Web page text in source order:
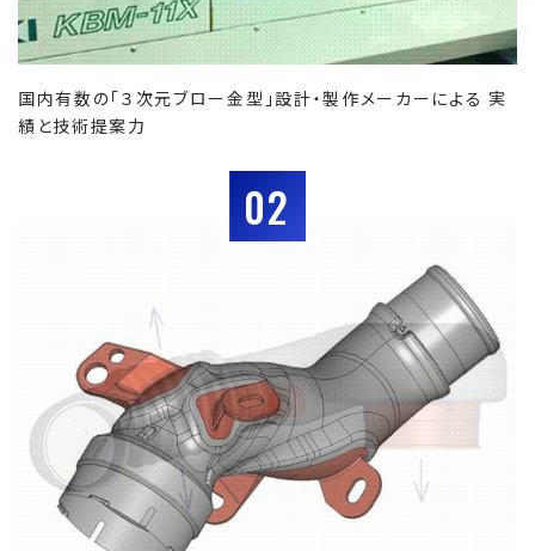
国内有数の「３次元ブロー金型」設計・製作メーカーによる 実
績と技術提案力
02